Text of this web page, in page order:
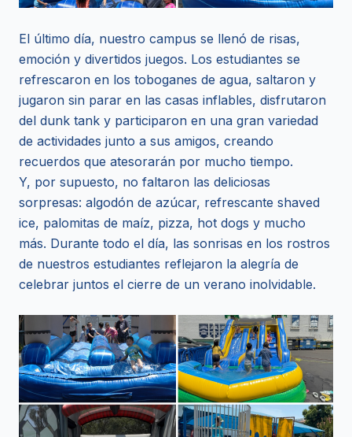
El último día, nuestro campus se llenó de risas,
emoción y divertidos juegos. Los estudiantes se
refrescaron en los toboganes de agua, saltaron y
jugaron sin parar en las casas inflables, disfrutaron
del dunk tank y participaron en una gran variedad
de actividades junto a sus amigos, creando
recuerdos que atesorarán por mucho tiempo.
Y, por supuesto, no faltaron las deliciosas
sorpresas: algodón de azúcar, refrescante shaved
ice, palomitas de maíz, pizza, hot dogs y mucho
más. Durante todo el día, las sonrisas en los rostros
de nuestros estudiantes reflejaron la alegría de
celebrar juntos el cierre de un verano inolvidable.